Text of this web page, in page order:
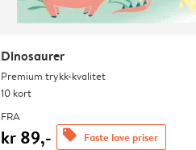
Dinosaurer
Premium trykk-kvalitet
10 kort
FRA
kr 89,- offers Faste lave priser